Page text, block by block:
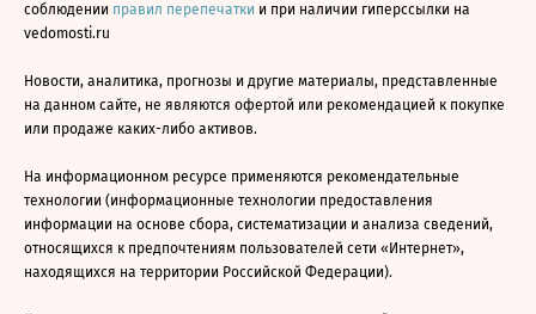
соблюдении правил перепечатки и при наличии гиперссылки на
vedomosti.ru
Новости, аналитика, прогнозы и другие материалы, представленные
на данном сайте, не являются офертой или рекомендацией к покупке
или продаже каких-либо активов.
На информационном ресурсе применяются рекомендательные
технологии (информационные технологии предоставления
информации на основе сбора, систематизации и анализа сведений,
относящихся к предпочтениям пользователей сети «Интернет»,
находящихся на территории Российской Федерации).